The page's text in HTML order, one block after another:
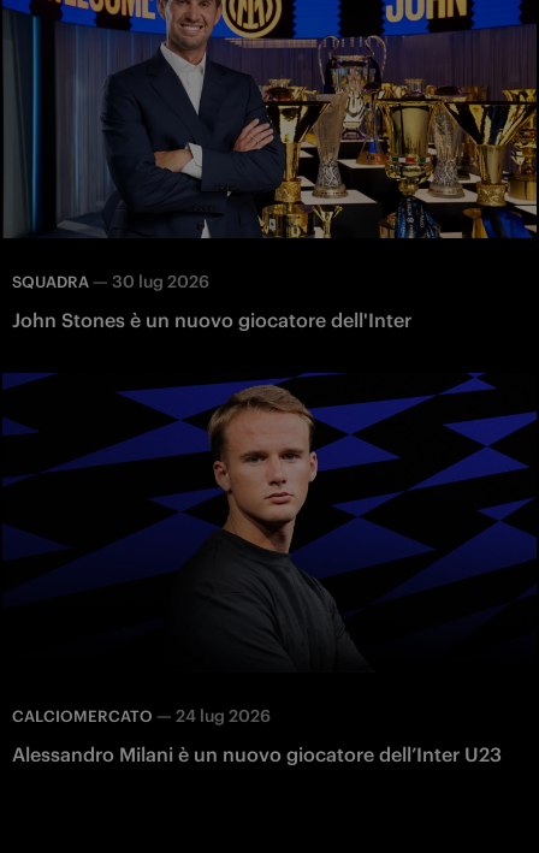
SQUADRA — 30 lug 2026
John Stones è un nuovo giocatore dell'Inter
CALCIOMERCATO — 24 lug 2026
Alessandro Milani è un nuovo giocatore dell’Inter U23